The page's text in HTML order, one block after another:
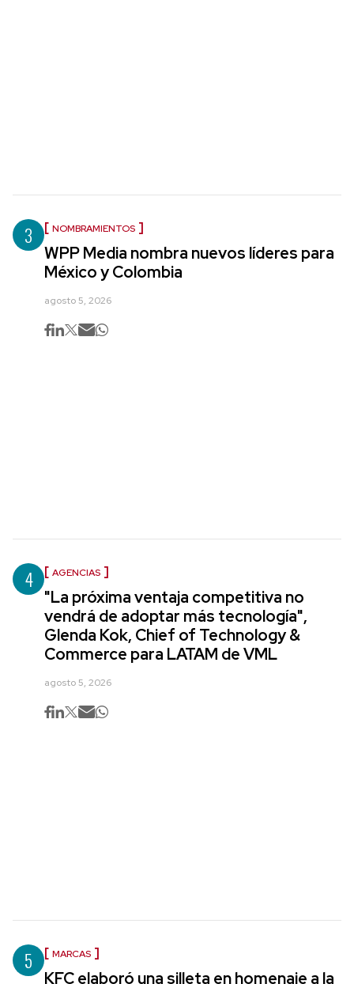
3 NOMBRAMIENTOS
WPP Media nombra nuevos líderes para
México y Colombia
agosto 5, 2026
4 AGENCIAS
"La próxima ventaja competitiva no
vendrá de adoptar más tecnología",
Glenda Kok, Chief of Technology &
Commerce para LATAM de VML
agosto 5, 2026
5 MARCAS
KFC elaboró una silleta en homenaje a la